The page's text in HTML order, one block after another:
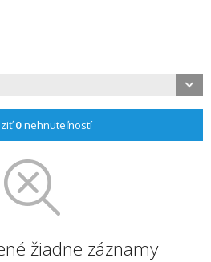
0nehnuteľností
žiadne záznamy